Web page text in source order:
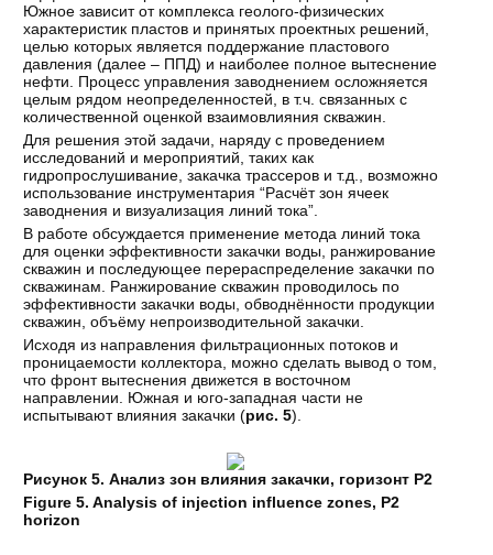
Южное зависит от комплекса геолого-физических
характеристик пластов и принятых проектных решений,
целью которых является поддержание пластового
давления (далее – ППД) и наиболее полное вытеснение
нефти. Процесс управления заводнением осложняется
целым рядом неопределенностей, в т.ч. связанных с
количественной оценкой взаимовлияния скважин.
Для решения этой задачи, наряду с проведением
исследований и мероприятий, таких как
гидропрослушивание, закачка трассеров и т.д., возможно
использование инструментария “Расчёт зон ячеек
заводнения и визуализация линий тока”.
В работе обсуждается применение метода линий тока
для оценки эффективности закачки воды, ранжирование
скважин и последующее перераспределение закачки по
скважинам. Ранжирование скважин проводилось по
эффективности закачки воды, обводнённости продукции
скважин, объёму непроизводительной закачки.
Исходя из направления фильтрационных потоков и
проницаемости коллектора, можно сделать вывод о том,
что фронт вытеснения движется в восточном
направлении. Южная и юго-западная части не
испытывают влияния закачки (рис. 5).
Рисунок 5. Анализ зон влияния закачки, горизонт Р2
Figure 5. Analysis of injection influence zones, P2
horizon